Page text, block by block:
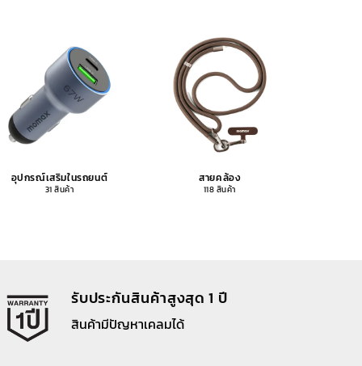
อุปกรณ์เสริมในรถยนต์
31 สินค้า
สายคล้อง
118 สินค้า
รับประกันสินค้าสูงสุด 1 ปี
สินค้ามีปัญหาเคลมได้